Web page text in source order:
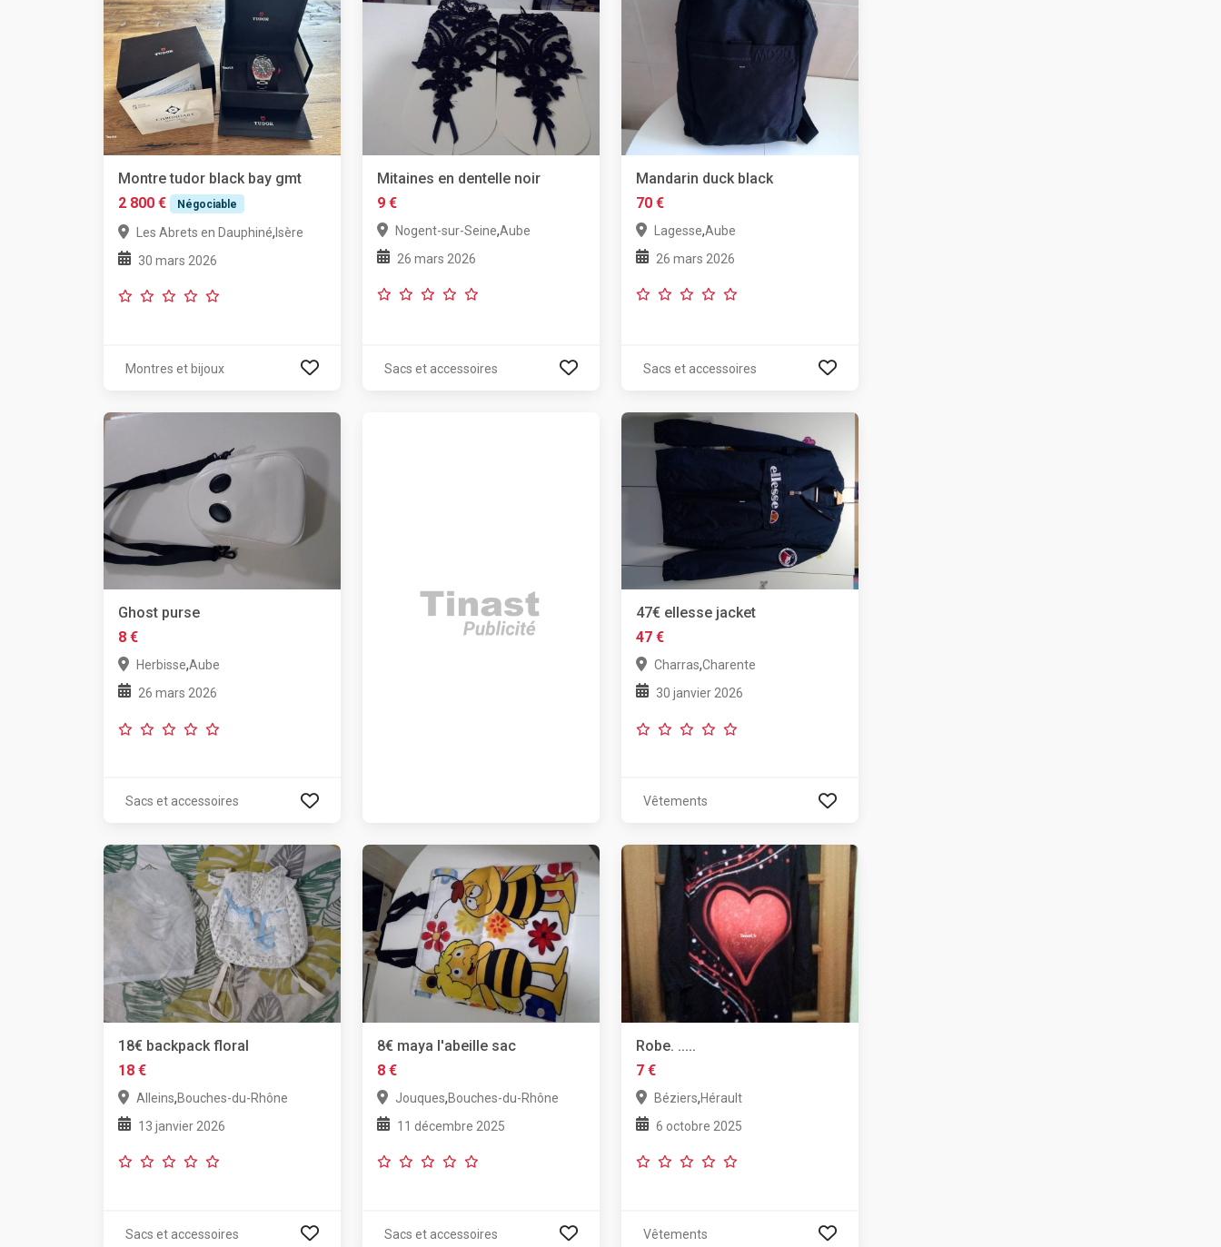
Montre tudor black bay gmt
2 800 €
Négociable
Les Abrets en Dauphiné,Isère
30 mars 2026
Montres et bijoux
Mitaines en dentelle noir
9 €
Nogent-sur-Seine,Aube
26 mars 2026
Sacs et accessoires
Mandarin duck black
70 €
Lagesse,Aube
26 mars 2026
Sacs et accessoires
Ghost purse
8 €
Herbisse,Aube
26 mars 2026
Sacs et accessoires
47€ ellesse jacket
47 €
Charras,Charente
30 janvier 2026
Vêtements
18€ backpack floral
18 €
Alleins,Bouches-du-Rhône
13 janvier 2026
Sacs et accessoires
8€ maya l'abeille sac
8 €
Jouques,Bouches-du-Rhône
11 décembre 2025
Sacs et accessoires
Robe. .....
7 €
Béziers,Hérault
6 octobre 2025
Vêtements